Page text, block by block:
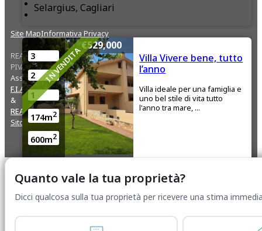
Selargius, Cagliari
IN VENDITA€529,000
3
2
1
174m2
600m2
Villa Vivere bene, tutto
l’anno
Villa ideale per una famiglia e
uno bel stile di vita tutto
l'anno tra mare, ...
Margine Rosso, Quartu Sant’Elena
Site MapInformativa Privacy
REA: CA-357561 / C.C.I.A.A di Cagliari
PIVA: IT-03866260924
Associata:
F.I.A.I.P
&
REALTOR
Sito web di ServWise
Quanto vale la tua proprietà?
Dicci qualcosa sulla tua proprietà per ricevere una stima